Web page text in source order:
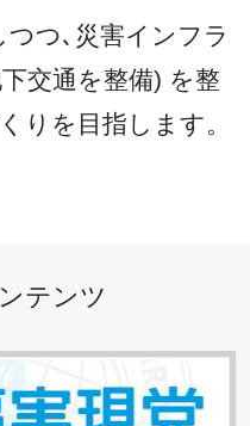
つ､災害インフラ
交通を整備) を整
りを目指します。
テンツ